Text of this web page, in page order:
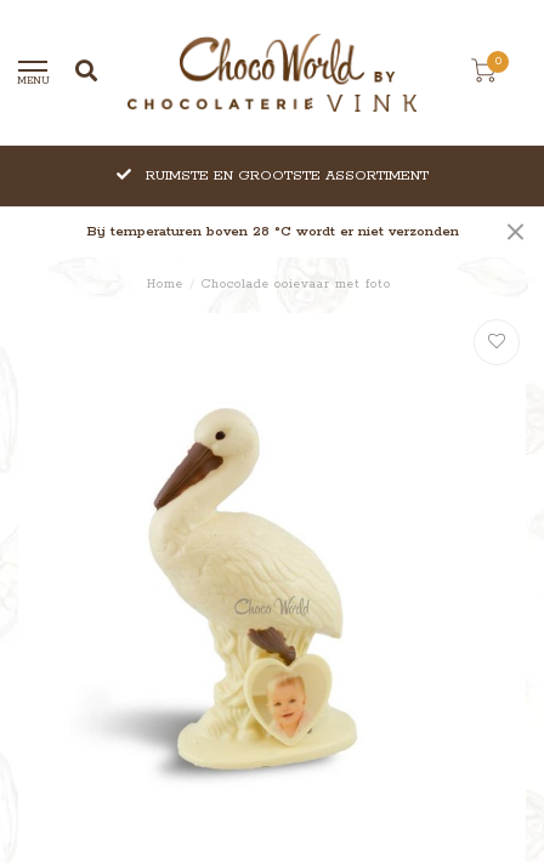
MENU
0
RUIMSTE EN GROOTSTE ASSORTIMENT
Bij temperaturen boven 28 °C wordt er niet verzonden
Home / Chocolade ooievaar met foto